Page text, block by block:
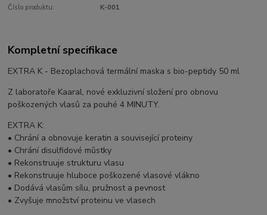
Číslo produktu: K-001
Kompletní specifikace
EXTRA K - Bezoplachová termální maska s bio-peptidy 50 ml
Z laboratoře Kaaral, nové exkluzivní složení pro obnovu
poškozených vlasů za pouhé 4 MINUTY.
EXTRA K:
• Chrání a obnovuje keratin a související proteiny
• Chrání disulfidové můstky
• Rekonstruuje strukturu vlasu
• Rekonstruuje hluboce poškozené vlasové vlákno
• Dodává vlasům sílu, pružnost a pevnost
• Zvyšuje množství proteinu ve vlasech